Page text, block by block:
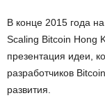
В конце 2015 года
Scaling Bitcoin Hong
презентация идеи,
разработчиков
развития.